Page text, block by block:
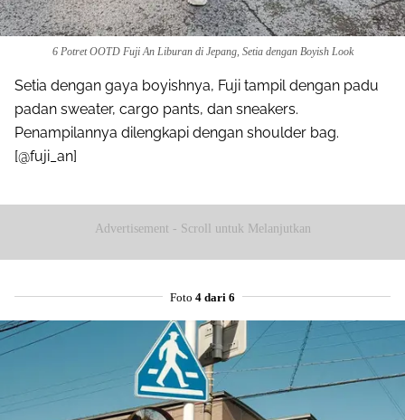
6 Potret OOTD Fuji An Liburan di Jepang, Setia dengan Boyish Look
Setia dengan gaya boyishnya, Fuji tampil dengan padu
padan sweater, cargo pants, dan sneakers.
Penampilannya dilengkapi dengan shoulder bag.
[@fuji_an]
Advertisement - Scroll untuk Melanjutkan
Foto 4 dari 6